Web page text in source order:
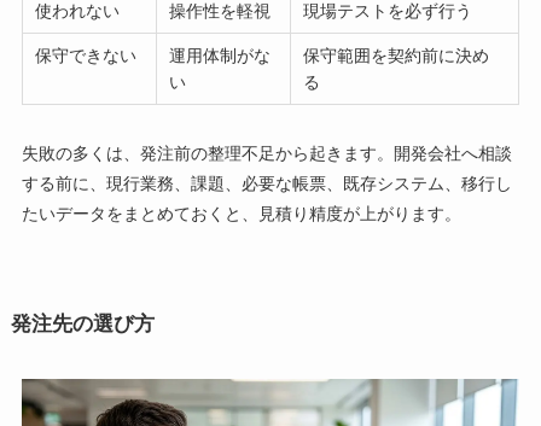
使われない 操作性を軽視 現場テストを必ず行う
保守できない
運用体制がな
い
保守範囲を契約前に決め
る
失敗の多くは、発注前の整理不足から起きます。開発会社へ相談
する前に、現行業務、課題、必要な帳票、既存システム、移行し
たいデータをまとめておくと、見積り精度が上がります。
発注先の選び方